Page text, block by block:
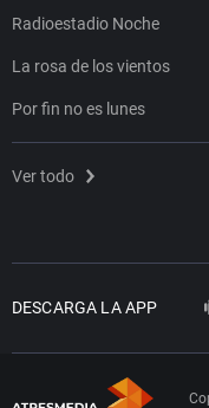
Radioestadio Noche
La rosa de los vientos
Por fin no es lunes
Ver todo
DESCARGA LA APP